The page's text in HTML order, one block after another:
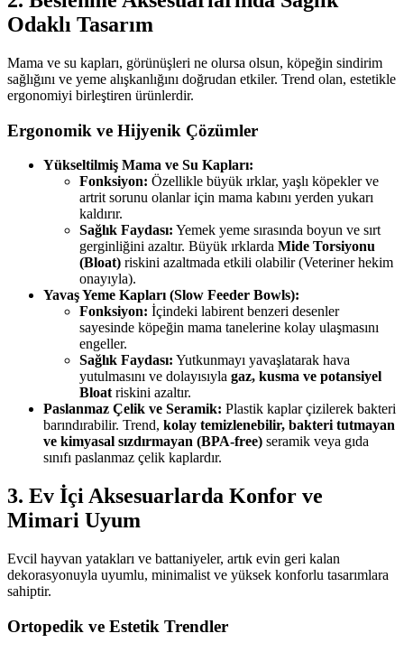
Odaklı Tasarım
Mama ve su kapları, görünüşleri ne olursa olsun, köpeğin sindirim
sağlığını ve yeme alışkanlığını doğrudan etkiler. Trend olan, estetikle
ergonomiyi birleştiren ürünlerdir.
Ergonomik ve Hijyenik Çözümler
Yükseltilmiş Mama ve Su Kapları:
Fonksiyon: Özellikle büyük ırklar, yaşlı köpekler ve
artrit sorunu olanlar için mama kabını yerden yukarı
kaldırır.
Sağlık Faydası: Yemek yeme sırasında boyun ve sırt
gerginliğini azaltır. Büyük ırklarda Mide Torsiyonu
(Bloat) riskini azaltmada etkili olabilir (Veteriner hekim
onayıyla).
Yavaş Yeme Kapları (Slow Feeder Bowls):
Fonksiyon: İçindeki labirent benzeri desenler
sayesinde köpeğin mama tanelerine kolay ulaşmasını
engeller.
Sağlık Faydası: Yutkunmayı yavaşlatarak hava
yutulmasını ve dolayısıyla gaz, kusma ve potansiyel
Bloat riskini azaltır.
Paslanmaz Çelik ve Seramik: Plastik kaplar çizilerek bakteri
barındırabilir. Trend, kolay temizlenebilir, bakteri tutmayan
ve kimyasal sızdırmayan (BPA-free) seramik veya gıda
sınıfı paslanmaz çelik kaplardır.
3. Ev İçi Aksesuarlarda Konfor ve
Mimari Uyum
Evcil hayvan yatakları ve battaniyeler, artık evin geri kalan
dekorasyonuyla uyumlu, minimalist ve yüksek konforlu tasarımlara
sahiptir.
Ortopedik ve Estetik Trendler